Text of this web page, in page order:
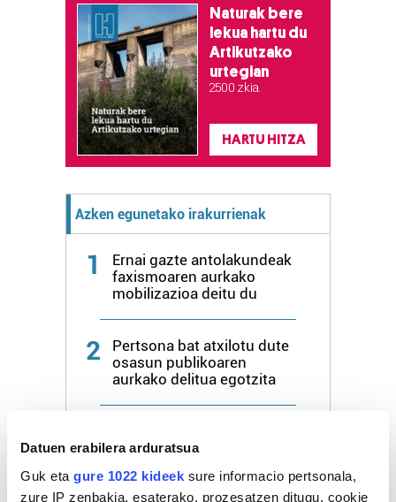
Datuen erabilera arduratsua
Guk eta gure 1022 kideek sure informacio pertsonala,
zure IP zenbakia, esaterako, prozesatzen ditugu, cookie
Naturak bere
lekua hartu du
Artikutzako
urtegian
2.500 zkia.
HARTU HITZA
Azken egunetako irakurrienak
1
Ernai gazte antolakundeak
faxismoaren aurkako
mobilizazioa deitu du
2
Pertsona bat atxilotu dute
osasun publikoaren
aurkako delitua egotzita
3
zubietarraren bi soineko
Monterok Illunben